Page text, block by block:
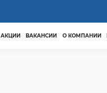
АКЦИИ ВАКАНСИИ О КОМПАНИИ